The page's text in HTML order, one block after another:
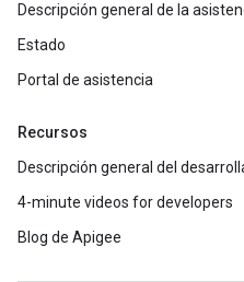
Descripción general de la
Estado
Portal de asistencia
Recursos
Descripción general del
4-minute videos for developers
Blog de Apigee